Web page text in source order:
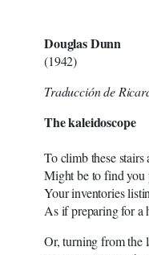
Douglas Dunn
(1942)
Traducción de
The kaleidoscope
To climb these stairs
Might be to find
Your inventories
As if preparing for a
Or, turning from the